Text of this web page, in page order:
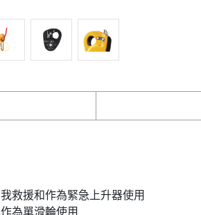
救援和作為緊急上升器使用
為單滑輪使用